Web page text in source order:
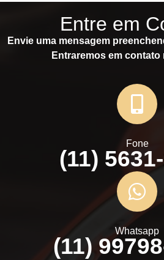
Entre em
Envie uma mensagem
Entraremos em contato
Fone
(11)
Whatsapp
(11)